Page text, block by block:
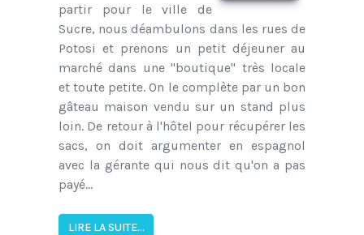
partir pour le ville de
Sucre, nous déambulons dans les rues de
Potosi et prenons un petit déjeuner au
marché dans une "boutique" très locale
et toute petite. On le complète par un bon
gâteau maison vendu sur un stand plus
loin. De retour à l'hôtel pour récupérer les
sacs, on doit argumenter en espagnol
avec la gérante qui nous dit qu'on a pas
payé...
LIRE LA SUITE...